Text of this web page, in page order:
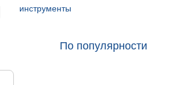
По популярности